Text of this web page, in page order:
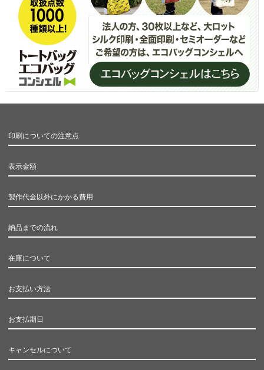
印刷についての注意点
表示金額
製作代金以外にかかる費用
納品までの流れ
在庫について
お支払い方法
お支払期日
キャンセルについて